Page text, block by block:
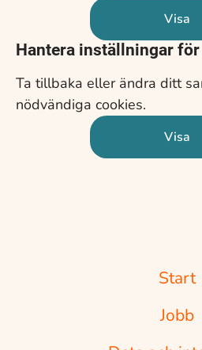
Visa
Hantera inställningar
Ta tillbaka eller ändra ditt
nödvändiga cookies.
Visa
Start
Jobb